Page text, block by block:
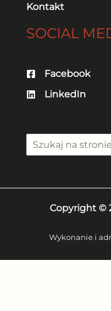
Kontakt
SOCIAL
Facebook
LinkedIn
Copyright ©
Wykonanie i